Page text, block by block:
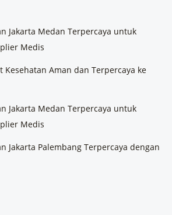
Jakarta Medan Terpercaya untuk
Medis
Kesehatan Aman dan Terpercaya ke
Jakarta Medan Terpercaya untuk
Medis
Jakarta Palembang Terpercaya dengan